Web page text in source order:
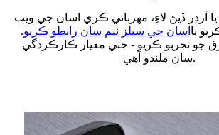
آرڊر ڏيڻ لاءِ، مهرباني ڪري اسان جي ويب
يا اسان جي سيلز ٽيم سان رابطو ڪريو.
جو تجربو ڪريو - جتي معيار ڪارڪردگي
سان ملندو آهي.